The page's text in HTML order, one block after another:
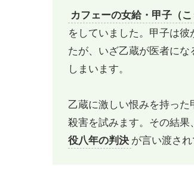
カフェーの女給・甲子（こ
をしていました。甲子は
たが、いざ乙蔵が医者に
しまいます。
乙蔵に激しい恨みを持った
殺害を試みます。その結果
役八年の判決 が言い渡され